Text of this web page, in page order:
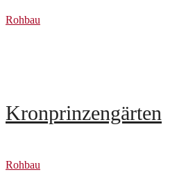
Rohbau
Kronprinzengärten
Rohbau